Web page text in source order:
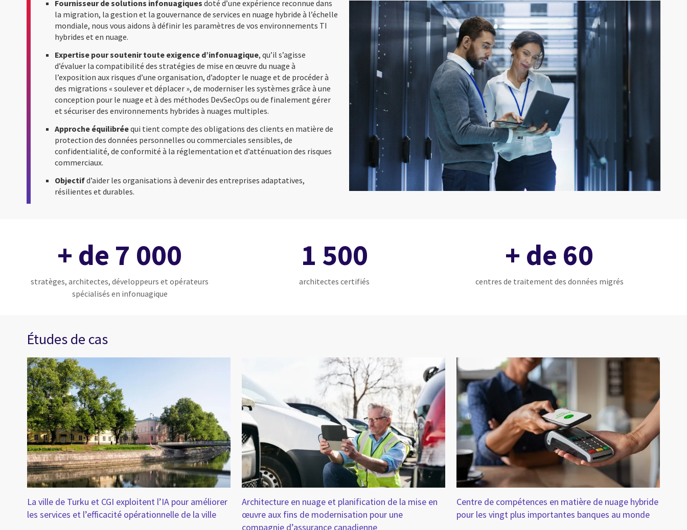
Fournisseur de solutions infonuagiques doté d’une expérience reconnue dans
la migration, la gestion et la gouvernance de services en nuage hybride à l’échelle
mondiale, nous vous aidons à définir les paramètres de vos environnements TI
hybrides et en nuage.
Expertise pour soutenir toute exigence d’infonuagique, qu’il s’agisse
d’évaluer la compatibilité des stratégies de mise en œuvre du nuage à
l’exposition aux risques d’une organisation, d’adopter le nuage et de procéder à
des migrations « soulever et déplacer », de moderniser les systèmes grâce à une
conception pour le nuage et à des méthodes DevSecOps ou de finalement gérer
et sécuriser des environnements hybrides à nuages multiples.
Approche équilibréequi tient compte des obligations des clients en matière de
protection des données personnelles ou commerciales sensibles, de
confidentialité, de conformité à la réglementation et d’atténuation des risques
commerciaux.
Objectifd’aider les organisations à devenir des entreprises adaptatives,
résilientes et durables.
+ de 7 000
stratèges, architectes, développeurs et opérateurs
spécialisés en infonuagique
1 500
architectes certifiés
+ de 60
centres de traitement des données migrés
Études de cas
La ville de Turku et CGI exploitent l’IA pour améliorer
les services et l’efficacité opérationnelle de la ville
Architecture en nuage et planification de la mise en
œuvre aux fins de modernisation pour une
compagnie d’assurance canadienne
Centre de compétences en matière de nuage hybride
pour les vingt plus importantes banques au monde